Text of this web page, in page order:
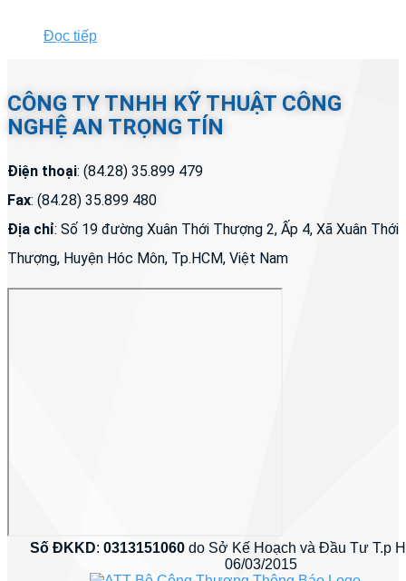
Đọc tiếp
CÔNG TY TNHH KỸ THUẬT CÔNG
NGHỆ AN TRỌNG TÍN
Điện thoại: (84.28) 35.899 479
Fax: (84.28) 35.899 480
Địa chỉ: Số 19 đường Xuân Thới Thượng 2, Ấp 4, Xã Xuân Thới
Thượng, Huyện Hóc Môn, Tp.HCM, Việt Nam
Số ĐKKD:0313151060 do Sở Kế Hoạch và Đầu Tư T.p
06/03/2015